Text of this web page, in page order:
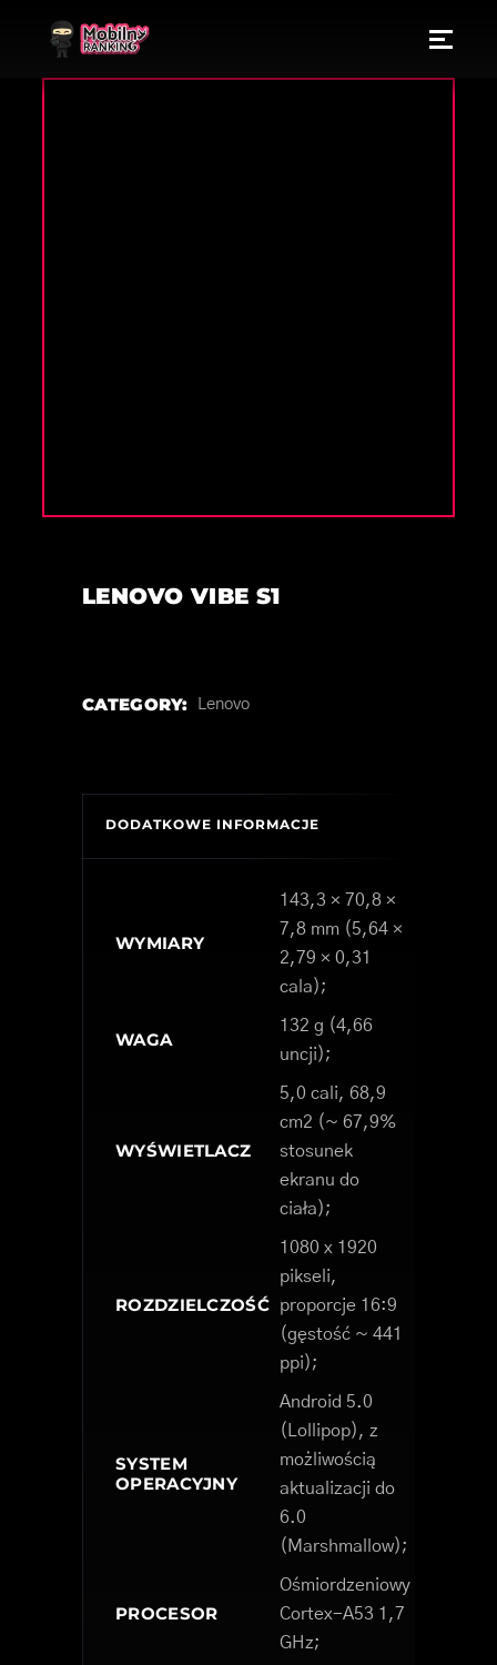
LENOVO VIBE S1
CATEGORY: Lenovo
DODATKOWE INFORMACJE
WYMIARY
143,3 × 70,8 ×
7,8 mm (5,64 ×
2,79 × 0,31
cala);
WAGA
132 g (4,66
uncji);
WYŚWIETLACZ
5,0 cali, 68,9
cm2 (~ 67,9%
stosunek
ekranu do
ciała);
ROZDZIELCZOŚĆ
1080 x 1920
pikseli,
proporcje 16:9
(gęstość ~ 441
ppi);
SYSTEM
OPERACYJNY
Android 5.0
(Lollipop), z
możliwością
aktualizacji do
6.0
(Marshmallow);
PROCESOR
Ośmiordzeniowy
Cortex-A53 1,7
GHz;